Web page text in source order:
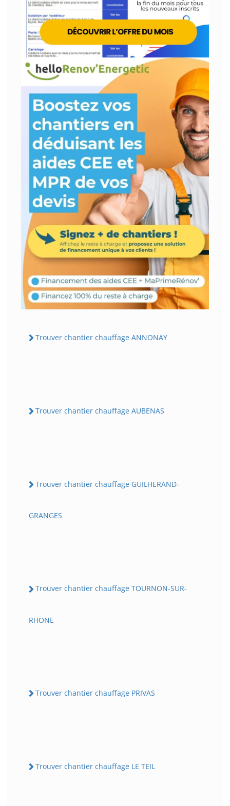
Trouver chantier chauffage ANNONAY
Trouver chantier chauffage AUBENAS
Trouver chantier chauffage GUILHERAND-
GRANGES
Trouver chantier chauffage TOURNON-SUR-
RHONE
Trouver chantier chauffage PRIVAS
Trouver chantier chauffage LE TEIL